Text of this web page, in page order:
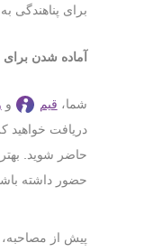
برای پناهندگی
آماده شدن
شما، قیم و
حاضر شوید.
حضور داشته
پیش از